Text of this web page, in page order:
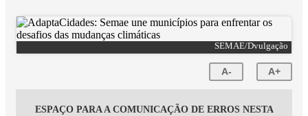
SEMAE/Dvulgação
A- A+
ESPAÇO PARA A COMUNICAÇÃO DE ERROS NESTA